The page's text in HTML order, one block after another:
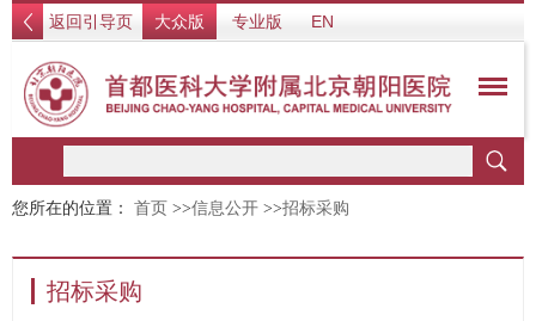
返回引导页 大众版 专业版 EN
您所在的位置： 首页 >>信息公开 >>招标采购
招标采购